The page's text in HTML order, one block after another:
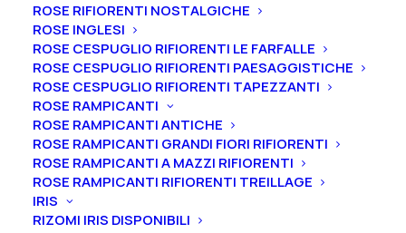
ROSE RIFIORENTI NOSTALGICHE
ROSE INGLESI
ROSE CESPUGLIO RIFIORENTI LE FARFALLE
ROSE CESPUGLIO RIFIORENTI PAESAGGISTICHE
ROSE CESPUGLIO RIFIORENTI TAPEZZANTI
ROSE RAMPICANTI
ROSE RAMPICANTI ANTICHE
ROSE RAMPICANTI GRANDI FIORI RIFIORENTI
ROSE RAMPICANTI A MAZZI RIFIORENTI
ROSE RAMPICANTI RIFIORENTI TREILLAGE
IRIS
RIZOMI IRIS DISPONIBILI
Rosa antica rugosa “Roseraie de l’Hay”
Rosa antica rugosa
“Roseraie de l’Hay”
25,00€
Antica rosa rugosa dai fiori doppi, che virano dal color
cremisi al magenta e dall’intensa profumazione.